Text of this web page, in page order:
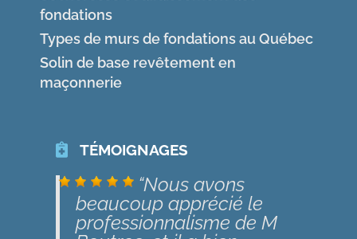
fondations
Types de murs de fondations au Québec
Solin de base revêtement en
maçonnerie
TÉMOIGNAGES
signifier le
professionnalisme
démontré par M. Boutros
ainsi que la précision des
explications fournies lors de
Nous avons
beaucoup apprécié le
professionnalisme de M